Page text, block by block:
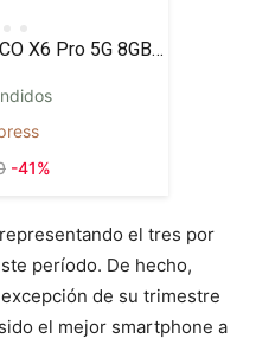
Xiaomi POCO X6 Pro 5G 8GB/256GB 12GB/512GB NFC EU Charger Global Version Teléfono móvil
-41%
el tres por
período. De hecho,
de su trimestre
el mejor smartphone a